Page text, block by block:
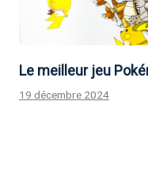
Le meilleur jeu
19 décembre 2024